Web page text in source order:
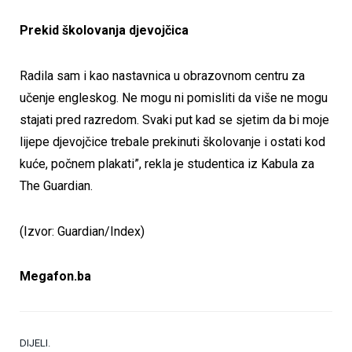
Prekid školovanja djevojčica
Radila sam i kao nastavnica u obrazovnom centru za
učenje engleskog. Ne mogu ni pomisliti da više ne mogu
stajati pred razredom. Svaki put kad se sjetim da bi moje
lijepe djevojčice trebale prekinuti školovanje i ostati kod
kuće, počnem plakati”, rekla je studentica iz Kabula za
The Guardian.
(Izvor: Guardian/Index)
Megafon.ba
DIJELI.